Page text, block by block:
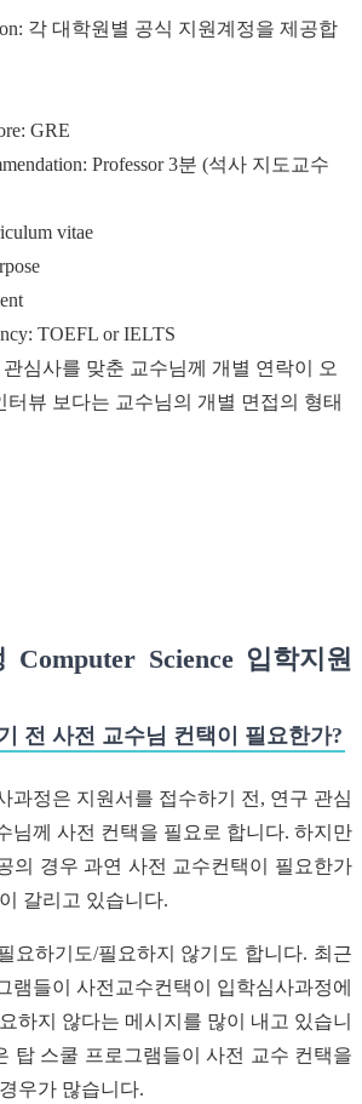
각 대학원별 공식 지원계정을 제공합
GRE
Professor 3분 (석사 지도교수
vitae
TOEFL or IELTS
관심사를 맞춘 교수님께 개별 연락이 오
터뷰 보다는 교수님의 개별 면접의 형태
Computer Science 입학지원
전 사전 교수님 컨택이 필요한가?
과정은 지원서를 접수하기 전, 연구 관심
님께 사전 컨택을 필요로 합니다. 하지만
공의 경우 과연 사전 교수컨택이 필요한가
갈리고 있습니다.
요하기도/필요하지 않기도 합니다. 최근
램들이 사전교수컨택이 입학심사과정에
하지 않다는 메시지를 많이 내고 있습니
탑 스쿨 프로그램들이 사전 교수 컨택을
우가 많습니다.